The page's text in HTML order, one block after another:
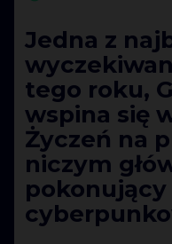
Jedna z
tego roku,
wspina się
Życzeń na
niczym